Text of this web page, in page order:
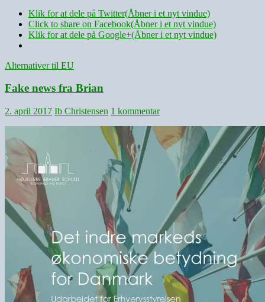
Klik for at dele på Twitter(Åbner i et nyt vindue)
Click to share on Facebook(Åbner i et nyt vindue)
Klik for at dele på Google+(Åbner i et nyt vindue)
Alternativer til EU
Fake news fra Brian
2. april 2017 Ib Christensen 1 kommentar